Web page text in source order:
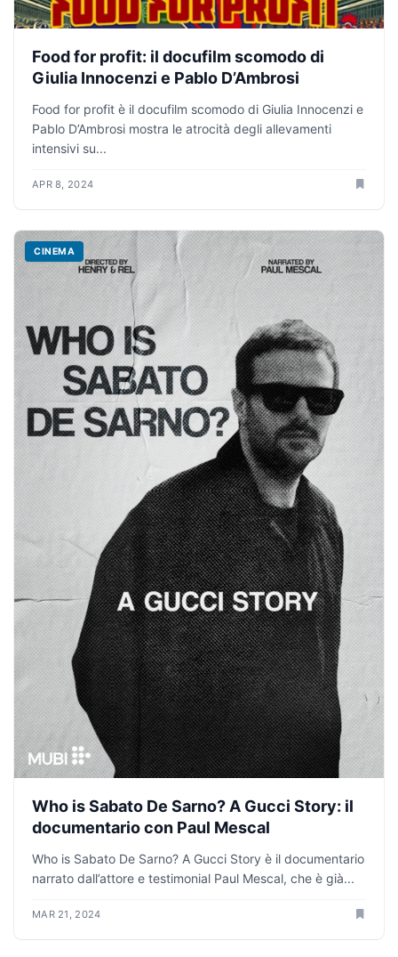
Food for profit: il docufilm scomodo di
Giulia Innocenzi e Pablo D’Ambrosi
Food for profit è il docufilm scomodo di Giulia Innocenzi e
Pablo D’Ambrosi mostra le atrocità degli allevamenti
intensivi su...
APR 8, 2024
CINEMA
Who is Sabato De Sarno? A Gucci Story: il
documentario con Paul Mescal
Who is Sabato De Sarno? A Gucci Story è il documentario
narrato dall’attore e testimonial Paul Mescal, che è già...
MAR 21, 2024